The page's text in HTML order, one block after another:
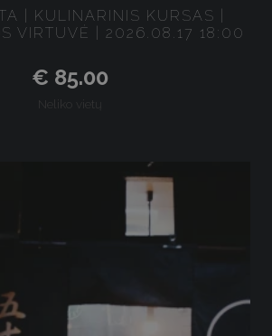
| KULINARINIS KURSAS |
VIRTUVĖ | 2026.08.17 18:00
€ 85.00
Neliko vietų